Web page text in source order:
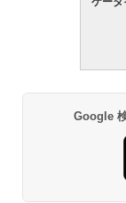
Google